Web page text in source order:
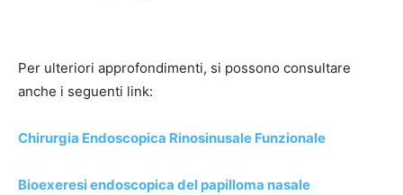
Per ulteriori approfondimenti, si possono consultare
anche i seguenti link:
Chirurgia Endoscopica Rinosinusale Funzionale
Bioexeresi endoscopica del papilloma nasale